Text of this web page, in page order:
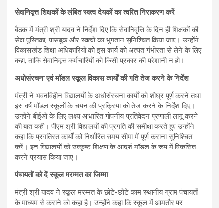
सेवानिवृत्त शिक्षकों के लंबित स्वत्व देयकों का त्वरित निराकरण करें
बैठक में मंत्री श्री यादव ने निर्देश दिए कि सेवानिवृत्ति के दिन ही शिक्षकों की
सेवा पुस्तिका, पासबुक और स्वत्वों का भुगतान सुनिश्चित किया जाए। उन्होंने
विकासखंड शिक्षा अधिकारियों को इस कार्य को अत्यंत गंभीरता से लेने के लिए
कहा, ताकि सेवानिवृत्त कर्मचारियों को किसी प्रकार की परेशानी न हो।
अधोसंरचना एवं मॉडल स्कूल विकास कार्यों की गति तेज करने के निर्देश
मंत्री ने भवनविहीन विद्यालयों के अधोसंरचना कार्यों को शीघ्र पूर्ण करने तथा
इस वर्ष मॉडल स्कूलों के चयन की प्रक्रिया को तेज करने के निर्देश दिए।
उन्होंने बीईओ के लिए लक्ष्य आधारित गोपनीय प्रतिवेदन प्रणाली लागू करने
की बात कही। पीएम श्री विद्यालयों की प्रगति की समीक्षा करते हुए उन्होंने
कहा कि प्रगतिरत कार्यों को निर्धारित समय सीमा में पूर्ण कराना सुनिश्चित
करें। इन विद्यालयों को उत्कृष्ट शिक्षण के आदर्श मॉडल के रूप में विकसित
करने प्रयास किया जाए।
पंचायतों को दें स्कूल मरम्मत का जिम्मा
मंत्री श्री यादव ने स्कूल मरम्मत के छोटे-छोटे काम स्थानीय ग्राम पंचायतों
के माध्यम से कराने को कहा है। उन्होंने कहा कि स्कूल में आमतौर पर